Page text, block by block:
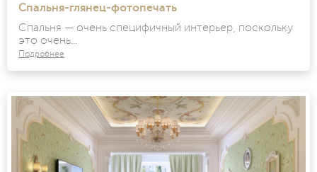
Спальня-глянец-фотопечать
Спальня — очень специфичный интерьер, поскольку
это очень...
Подробнее